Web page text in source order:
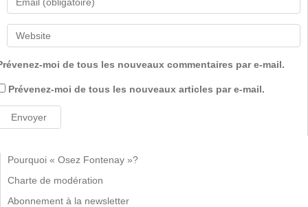
moi de tous les nouveaux commentaires par e-mail.
Prévenez-moi de tous les nouveaux articles par e-mail.
Pourquoi « Osez Fontenay »?
Charte de modération
Abonnement à la newsletter